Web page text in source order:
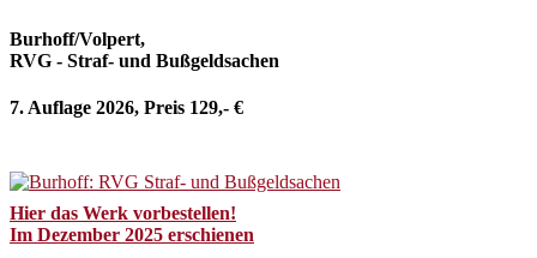
Burhoff/Volpert,
RVG - Straf- und Bußgeldsachen
7. Auflage 2026, Preis 129,- €
Hier das Werk vorbestellen!
Im Dezember 2025 erschienen